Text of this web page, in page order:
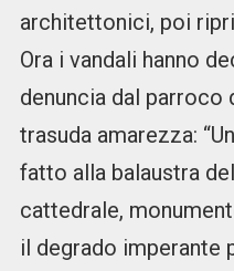
architettonici, poi
Ora i vandali hanno
denuncia dal parroco
trasuda amarezza:
fatto alla balaustra
cattedrale,
il degrado imperante